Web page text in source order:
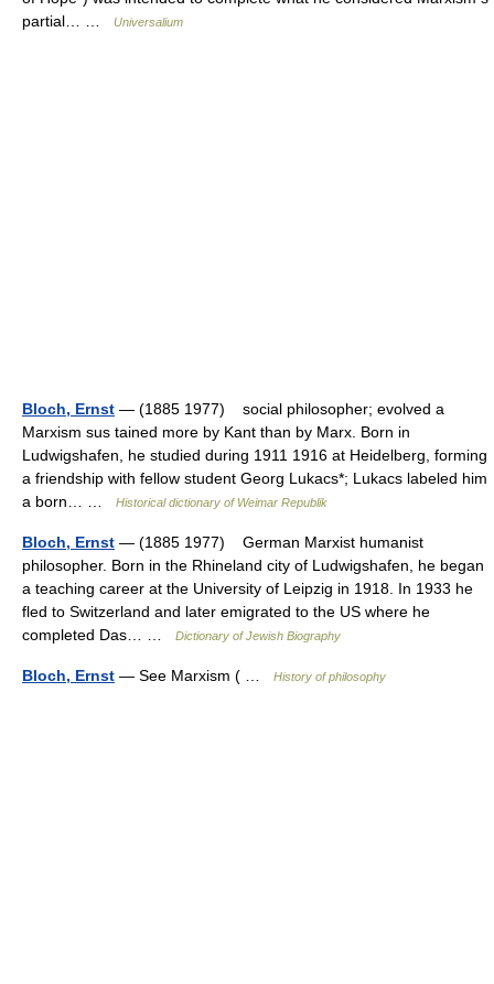
partial… …
Universalium
Bloch, Ernst — (1885 1977) social philosopher; evolved a
Marxism sus tained more by Kant than by Marx. Born in
Ludwigshafen, he studied during 1911 1916 at Heidelberg, forming
a friendship with fellow student Georg Lukacs*; Lukacs labeled him
a born… …
Historical dictionary of Weimar Republik
Bloch, Ernst — (1885 1977) German Marxist humanist
philosopher. Born in the Rhineland city of Ludwigshafen, he began
a teaching career at the University of Leipzig in 1918. In 1933 he
fled to Switzerland and later emigrated to the US where he
completed Das… …
Dictionary of Jewish Biography
Bloch, Ernst — See Marxism ( … History of philosophy